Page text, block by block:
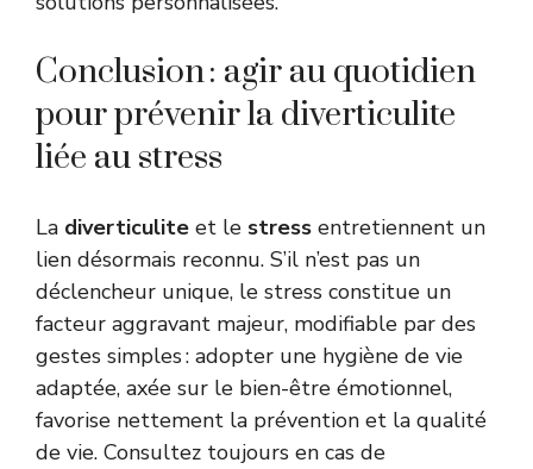
Conclusion : agir au quotidien
pour prévenir la diverticulite
liée au stress
La diverticulite et le stress entretiennent un
lien désormais reconnu. S’il n’est pas un
déclencheur unique, le stress constitue un
facteur aggravant majeur, modifiable par des
gestes simples : adopter une hygiène de vie
adaptée, axée sur le bien-être émotionnel,
favorise nettement la prévention et la qualité
de vie. Consultez toujours en cas de